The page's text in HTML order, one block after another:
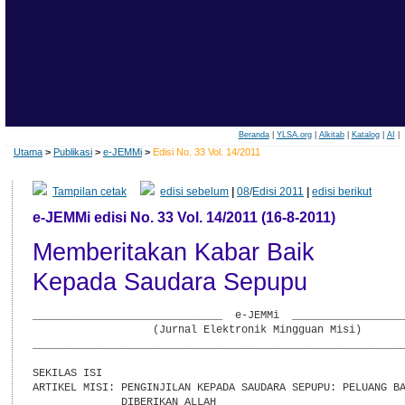
Beranda| YLSA.org| Alkitab| Katalog| AI
Utama > Publikasi > e-JEMMi > Edisi No. 33 Vol. 14/2011
Tampilan cetak edisi sebelum |08/Edisi 2011 |edisi berikut
e-JEMMi edisi No. 33 Vol. 14/2011 (16-8-2011)
Memberitakan Kabar Baik
Kepada Saudara Sepupu
______________________________  e-JEMMi
                   (Jurnal Elektronik Mingguan Misi)
SEKILAS ISI
ARTIKEL MISI: PENGINJILAN KEPADA SAUDARA SEPUPU: PELUANG
              DIBERIKAN ALLAH